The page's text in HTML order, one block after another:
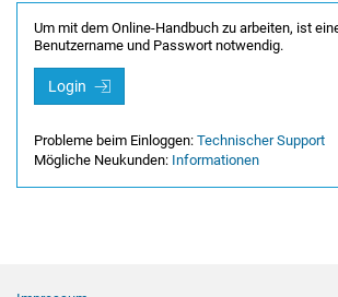
Um mit dem Online-Handbuch zu arbeiten, ist
Benutzername und Passwort notwendig.
Login
Probleme beim Einloggen: Technischer Support
Mögliche Neukunden: Informationen